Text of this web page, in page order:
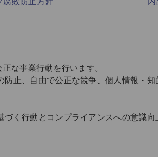
な事業行動を行います。
止、自由で公正な競争、個人情報・
く行動とコンプライアンスへの意識